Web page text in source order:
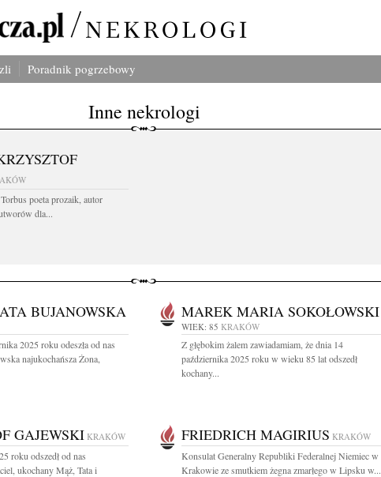
Poradnik pogrzebowy
Inne nekrologi
poeta prozaik, autor
dla...
BUJANOWSKA
2025 roku odeszła od nas
najukochańsza Żona,
MAREK MARIA SOKOŁOWSKI
WIEK: 85 KRAKÓW
Z głębokim żalem zawiadamiam, że dnia 14
października 2025 roku w wieku 85 lat odszedł
kochany...
GAJEWSKI KRAKÓW
roku odszedł od nas
ukochany Mąż, Tata i
FRIEDRICH MAGIRIUS KRAKÓW
Konsulat Generalny Republiki Federalnej Niemiec w
Krakowie ze smutkiem żegna zmarłego w Lipsku w...